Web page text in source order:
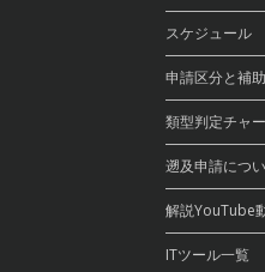
スケジュール
申請区分と補
類型判定チャ
遡及申請につ
解説YouTube
ITツール一覧